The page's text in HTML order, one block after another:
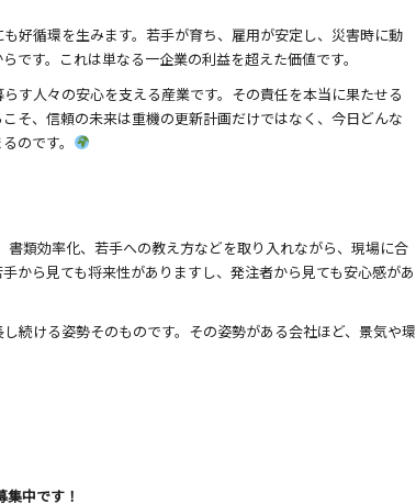
好循環を生みます。若手が育ち、雇用が安定し、災害時に動
です。これは単なる一企業の利益を超えた価値です。
す人々の安心を支える産業です。その責任を本当に果たせる
そ、信頼の未来は重機の更新計画だけではなく、今日どんな
のです。
類効率化、若手への教え方などを取り入れながら、現場に合
から見ても将来性がありますし、発注者から見ても安心感があ
続ける姿勢そのものです。その姿勢がある会社ほど、景気や環
中です！